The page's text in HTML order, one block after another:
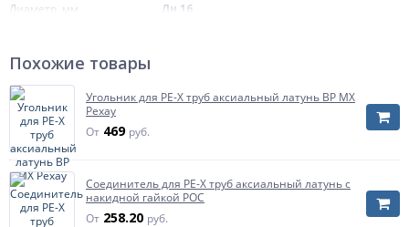
Диаметр, мм
Дн 16
Угол (в градусах)
Артикул
29385
Похожие товары
Угольник для PE-X труб аксиальный латунь ВР MX
Рехау
От 469 руб.
Соединитель для PE-X труб аксиальный латунь с
накидной гайкой РОС
От 258.20 руб.